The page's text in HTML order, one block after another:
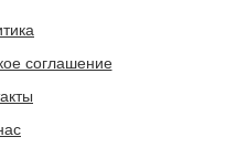
соглашение